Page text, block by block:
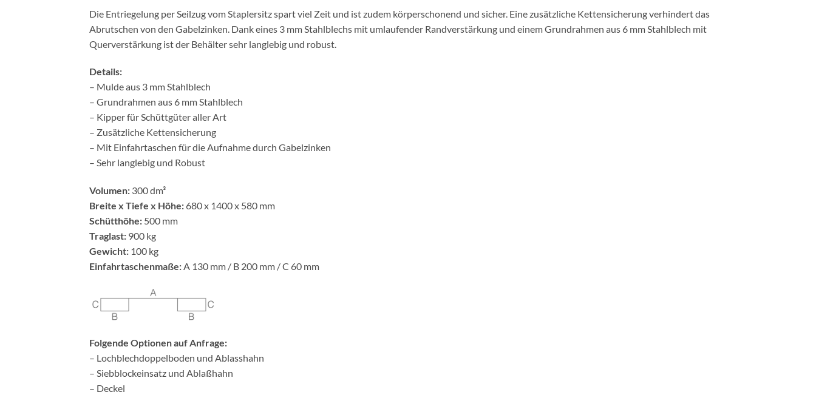
Die Entriegelung per Seilzug vom Staplersitz spart viel Zeit und ist zudem körperschonend und sicher. Eine zusätzliche Kettensicherung verhindert das
Abrutschen von den Gabelzinken. Dank eines 3 mm Stahlblechs mit umlaufender Randverstärkung und einem Grundrahmen aus 6 mm Stahlblech mit
Querverstärkung ist der Behälter sehr langlebig und robust.
Details:
– Mulde aus 3 mm Stahlblech
– Grundrahmen aus 6 mm Stahlblech
– Kipper für Schüttgüter aller Art
– Zusätzliche Kettensicherung
– Mit Einfahrtaschen für die Aufnahme durch Gabelzinken
– Sehr langlebig und Robust
Volumen: 300 dm³
Breite x Tiefe x Höhe: 680 x 1400 x 580 mm
Schütthöhe: 500 mm
Traglast: 900 kg
Gewicht: 100 kg
Einfahrtaschenmaße:A 130 mm / B 200 mm / C 60 mm
Folgende Optionen auf Anfrage:
– Lochblechdoppelboden und Ablasshahn
– Siebblockeinsatz und Ablaßhahn
– Deckel